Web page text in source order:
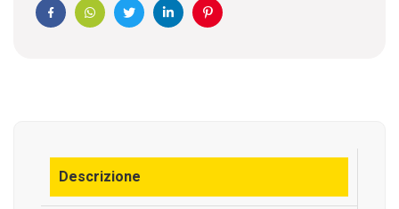
FacebookWhatsAppTwitterLinkedinPinterest
Descrizione